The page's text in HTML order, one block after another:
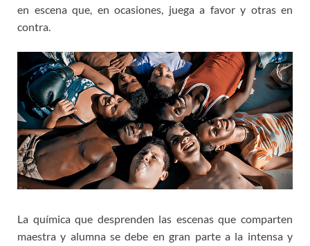
en escena que, en ocasiones, juega a favor y otras en
contra.
La química que desprenden las escenas que comparten
maestra y alumna se debe en gran parte a la intensa y